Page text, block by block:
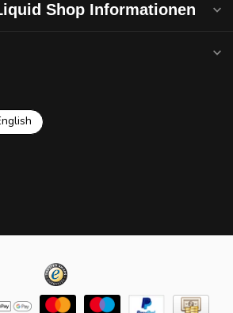
Shop Informationen